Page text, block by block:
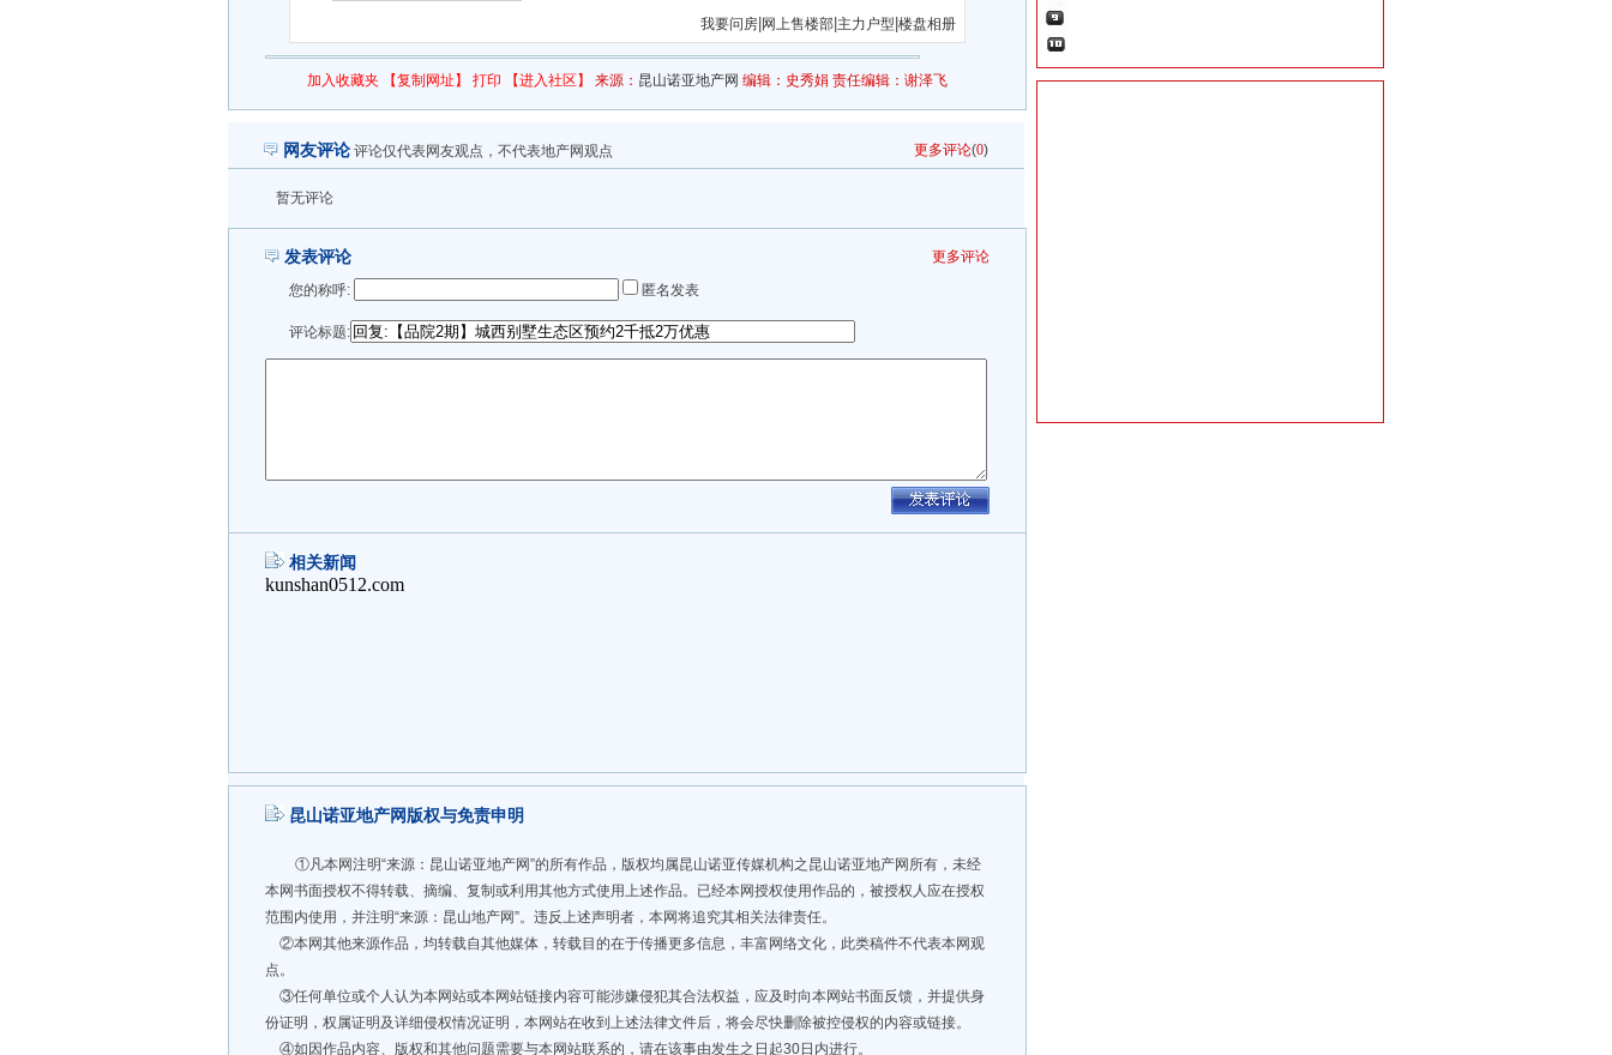
我要问房 网上售楼部 主力户型 楼盘相册
加入收藏夹 【复制网址】 打印 【进入社区】 来源： 昆山诺亚地产网 编辑：史秀娟 责任编辑：谢泽飞
更多评论(0)
网友评论 评论仅代表网友观点，不代表地产网观点
暂无评论
更多评论
发表评论
您的称呼: 匿名发表
评论标题:
相关新闻
昆山诺亚地产网版权与免责申明
①凡本网注明“来源：昆山诺亚地产网”的所有作品，版权均属昆山诺亚传媒机构之昆山诺亚地产网所有，未经
本网书面授权不得转载、摘编、复制或利用其他方式使用上述作品。已经本网授权使用作品的，被授权人应在授权
范围内使用，并注明“来源：昆山地产网”。违反上述声明者，本网将追究其相关法律责任。
②本网其他来源作品，均转载自其他媒体，转载目的在于传播更多信息，丰富网络文化，此类稿件不代表本网观
点。
③任何单位或个人认为本网站或本网站链接内容可能涉嫌侵犯其合法权益，应及时向本网站书面反馈，并提供身
份证明，权属证明及详细侵权情况证明，本网站在收到上述法律文件后，将会尽快删除被控侵权的内容或链接。
④如因作品内容、版权和其他问题需要与本网站联系的，请在该事由发生之日起30日内进行。